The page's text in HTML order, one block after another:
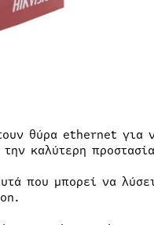
θύρα ethernet για
καλύτερη
που μπορεί να